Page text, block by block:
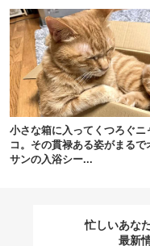
小さな箱に入ってくつろぐニ
コ。その貫禄ある姿がまるで
サンの入浴シー...
忙しいあな
最新
pecodogs
いぬ部をフォ
アプ